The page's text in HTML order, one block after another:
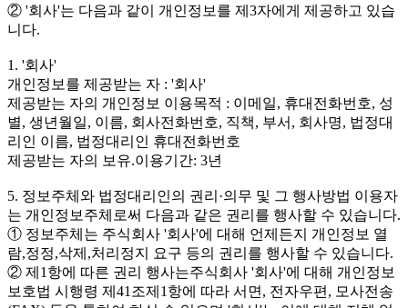
② '회사'는 다음과 같이 개인정보를 제3자에게 제공하고 있습
니다.
1. '회사'
개인정보를 제공받는 자 : '회사'
제공받는 자의 개인정보 이용목적 : 이메일, 휴대전화번호, 성
별, 생년월일, 이름, 회사전화번호, 직책, 부서, 회사명, 법정대
리인 이름, 법정대리인 휴대전화번호
제공받는 자의 보유.이용기간: 3년
5. 정보주체와 법정대리인의 권리·의무 및 그 행사방법 이용자
는 개인정보주체로써 다음과 같은 권리를 행사할 수 있습니다.
① 정보주체는 주식회사 '회사'에 대해 언제든지 개인정보 열
람,정정,삭제,처리정지 요구 등의 권리를 행사할 수 있습니다.
② 제1항에 따른 권리 행사는주식회사 '회사'에 대해 개인정보
보호법 시행령 제41조제1항에 따라 서면, 전자우편, 모사전송